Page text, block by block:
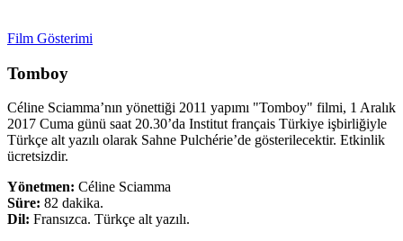
Film Gösterimi
Tomboy
Céline Sciamma’nın yönettiği 2011 yapımı "Tomboy" filmi, 1 Aralık
2017 Cuma günü saat 20.30’da Institut français Türkiye işbirliğiyle
Türkçe alt yazılı olarak Sahne Pulchérie’de gösterilecektir. Etkinlik
ücretsizdir.
Yönetmen: Céline Sciamma
Süre: 82 dakika.
Dil: Fransızca. Türkçe alt yazılı.